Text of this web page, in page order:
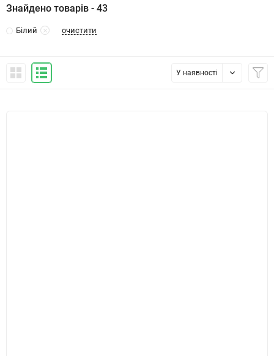
Знайдено товарів - 43
Білий очистити
У наявності